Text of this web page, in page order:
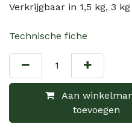
Verkrijgbaar in 1,5 kg, 3 kg
Technische fiche
Aan
toevoegen